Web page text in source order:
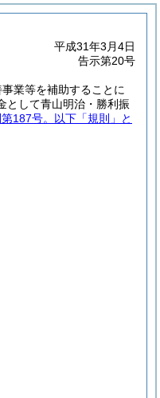
平成31年3月4日
告示第20号
業等を補助することに
として青山明治・勝利振
187号。以下「規則」と